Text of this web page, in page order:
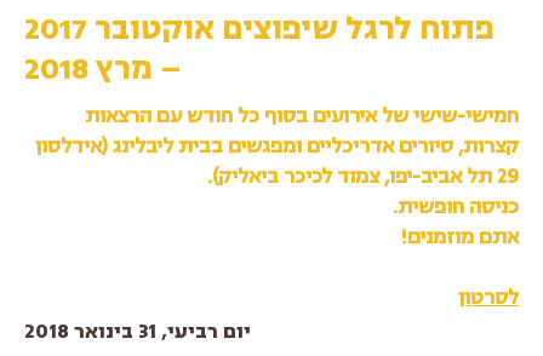
פתוח לרגל שיפוצים אוקטובר 2017
– מרץ 2018
חמישי-שישי של אירועים בסוף כל חודש עם הרצאות
קצרות, סיורים אדריכליים ומפגשים בבית ליבלינג (אידלסון
29 תל אביב-יפו, צמוד לכיכר ביאליק).
כניסה חופשית.
אתם מוזמנים!
לסרטון
יום רביעי, 31 בינואר 2018